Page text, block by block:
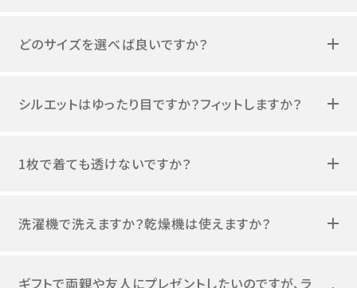
どのサイズを選べば良いですか？
シルエットはゆったり目ですか？フィットしますか？
1枚で着ても透けないですか？
洗濯機で洗えますか？乾燥機は使えますか？
ギフトで両親や友人にプレゼントしたいのですが、ラ